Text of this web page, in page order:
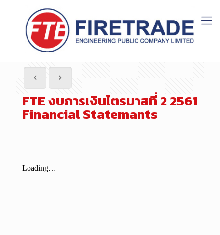
FTE งบการเงินไตรมาสที่ 2 2561
Financial Statemants